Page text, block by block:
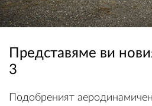
Представяме ви
3
Подобреният